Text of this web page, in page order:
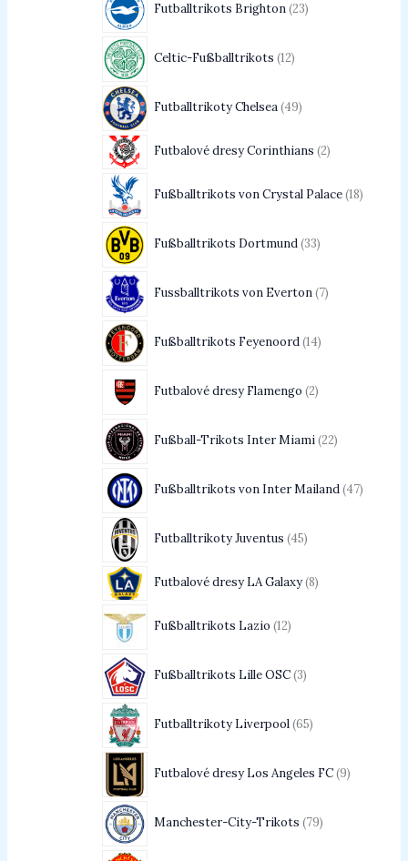
Futballtrikots Brighton 23
Celtic-Fußballtrikots 12
Futballtrikoty Chelsea 49
Futbalové dresy Corinthians 2
Fußballtrikots von Crystal Palace 18
Fußballtrikots Dortmund 33
Fussballtrikots von Everton 7
Fußballtrikots Feyenoord 14
Futbalové dresy Flamengo 2
Fußball-Trikots Inter Miami 22
Fußballtrikots von Inter Mailand 47
Futballtrikoty Juventus 45
Futbalové dresy LA Galaxy 8
Fußballtrikots Lazio 12
Fußballtrikots Lille OSC 3
Futballtrikoty Liverpool 65
Futbalové dresy Los Angeles FC 9
Manchester-City-Trikots 79